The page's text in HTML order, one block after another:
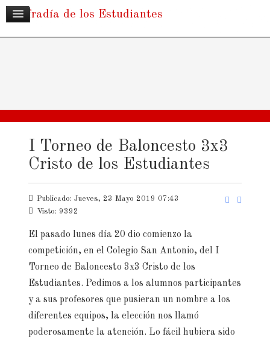
Cofradía de los Estudiantes
I Torneo de Baloncesto 3x3
Cristo de los Estudiantes
Publicado: Jueves, 23 Mayo 2019 07:43
Visto: 9392
El pasado lunes día 20 dio comienzo la
competición, en el Colegio San Antonio, del I
Torneo de Baloncesto 3x3 Cristo de los
Estudiantes. Pedimos a los alumnos participantes
y a sus profesores que pusieran un nombre a los
diferentes equipos, la elección nos llamó
poderosamente la atención. Lo fácil hubiera sido